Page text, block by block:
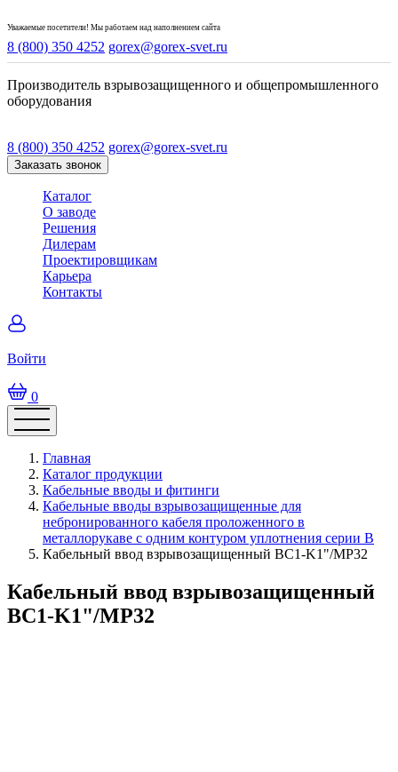
Уважаемые посетители! Мы работаем над наполнением сайта
8 (800) 350 4252 gorex@gorex-svet.ru
Производитель взрывозащищенного и общепромышленного
оборудования
8 (800) 350 4252 gorex@gorex-svet.ru
Заказать звонок
Каталог
О заводе
Решения
Дилерам
Проектировщикам
Карьера
Контакты
Войти
0
Главная
Каталог продукции
Кабельные вводы и фитинги
Кабельные вводы взрывозащищенные для
небронированного кабеля проложенного в
металлорукаве с одним контуром уплотнения серии В
Кабельный ввод взрывозащищенный ВС1-K1"/МР32
Кабельный ввод взрывозащищенный
ВС1-K1"/МР32